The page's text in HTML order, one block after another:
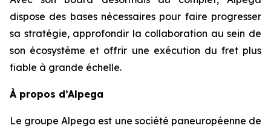
dispose des bases nécessaires pour faire progresser
sa stratégie, approfondir la collaboration au sein de
son écosystème et offrir une exécution du fret plus
fiable à grande échelle.
À propos d’Alpega
Le groupe Alpega est une société paneuropéenne de